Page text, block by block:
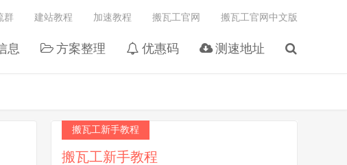
息 方案整理 优惠码 测速地址
群 建站教程 加速教程 搬瓦工官网 搬瓦工官网中文版
搬瓦工新手教程
搬瓦工新手教程